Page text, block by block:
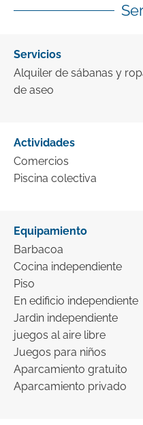
Servicios
Alquiler de sábanas y
de aseo
Actividades
Comercios
Piscina colectiva
Equipamiento
Barbacoa
Cocina independiente
Piso
En edificio independiente
Jardìn independiente
juegos al aire libre
Juegos para niños
Aparcamiento gratuito
Aparcamiento privado